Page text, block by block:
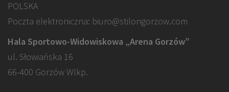
POLSKA
Poczta elektroniczna: biuro@stilongorzow.com
Hala Sportowo-Widowiskowa „Arena Gorzów”
ul. Słowiańska 16
66-400 Gorzów Wlkp.